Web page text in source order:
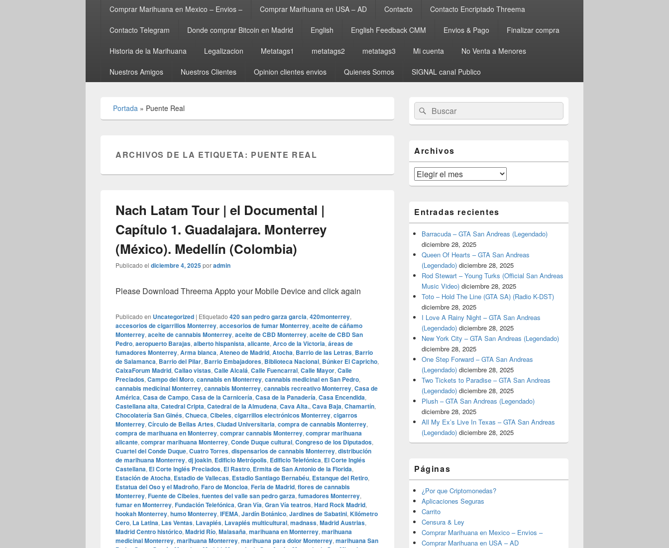
Comprar Marihuana en Mexico – Envios – Comprar Marihuana en USA – AD Contacto Contacto Encriptado Threema
Contacto Telegram Donde comprar Bitcoin en Madrid English English Feedback CMM Envios & Pago Finalizar compra
Historia de la Marihuana Legalizacion Metatags1 metatags2 metatags3 Mi cuenta No Venta a Menores
Nuestros Amigos Nuestros Clientes Opinion clientes envios Quienes Somos SIGNAL canal Publico
Portada » Puente Real
ARCHIVOS DE LA ETIQUETA: PUENTE REAL
Nach Latam Tour | el Documental |
Capítulo 1. Guadalajara. Monterrey
(México). Medellín (Colombia)
Publicado el diciembre 4, 2025poradmin
Please Download Threema Appto your Mobile Device and click again
Publicado en Uncategorized | Etiquetado 420 san pedro garza garcia, 420monterrey,
accesorios de cigarrillos Monterrey, accesorios de fumar Monterrey, aceite de cáñamo
Monterrey, aceite de cannabis Monterrey, aceite de CBD Monterrey, aceite de CBD San
Pedro, aeropuerto Barajas, alberto hispanista, alicante, Arco de la Victoria, áreas de
fumadores Monterrey, Arma blanca, Ateneo de Madrid, Atocha, Barrio de las Letras, Barrio
de Salamanca, Barrio del Pilar, Barrio Embajadores, Biblioteca Nacional, Búnker El Capricho,
CaixaForum Madrid, Callao vistas, Calle Alcalá, Calle Fuencarral, Calle Mayor, Calle
Preciados, Campo del Moro, cannabis en Monterrey, cannabis medicinal en San Pedro,
cannabis medicinal Monterrey, cannabis Monterrey, cannabis recreativo Monterrey, Casa de
América, Casa de Campo, Casa de la Carnicería, Casa de la Panadería, Casa Encendida,
Castellana alta, Catedral Cripta, Catedral de la Almudena, Cava Alta., Cava Baja, Chamartín,
Chocolatería San Ginés, Chueca, Cibeles, cigarrillos electrónicos Monterrey, cigarros
Monterrey, Círculo de Bellas Artes, Ciudad Universitaria, compra de cannabis Monterrey,
compra de marihuana en Monterrey, comprar cannabis Monterrey, comprar marihuana
alicante, comprar marihuana Monterrey, Conde Duque cultural, Congreso de los Diputados,
Cuartel del Conde Duque, Cuatro Torres, dispensarios de cannabis Monterrey, distribución
de marihuana Monterrey, dj joakin, Edificio Metrópolis, Edificio Telefónica, El Corte Inglés
Castellana, El Corte Inglés Preciados, El Rastro, Ermita de San Antonio de la Florida,
Estación de Atocha, Estadio de Vallecas, Estadio Santiago Bernabéu, Estanque del Retiro,
Estatua del Oso y el Madroño, Faro de Moncloa, Feria de Madrid, flores de cannabis
Monterrey, Fuente de Cibeles, fuentes del valle san pedro garza, fumadores Monterrey,
fumar en Monterrey, Fundación Telefónica, Gran Vía, Gran Vía teatros, Hard Rock Madrid,
hookah Monterrey, humo Monterrey, IFEMA, Jardín Botánico, Jardines de Sabatini, Kilómetro
Cero, La Latina, Las Ventas, Lavapiés, Lavapiés multicultural, madnass, Madrid Austrias,
Madrid Centro histórico, Madrid Río, Malasaña, marihuana en Monterrey, marihuana
medicinal Monterrey, marihuana Monterrey, marihuana para dolor Monterrey, marihuana San
área
de
widget
lateral
primaria
Buscar
por:
Buscar
Archivos
Archivos
Entradas recientes
Barracuda – GTA San Andreas (Legendado)
diciembre 28, 2025
Queen Of Hearts – GTA San Andreas
(Legendado) diciembre 28, 2025
Rod Stewart – Young Turks (Official San Andreas
Music Video) diciembre 28, 2025
Toto – Hold The Line (GTA SA) (Radio K-DST)
diciembre 28, 2025
I Love A Rainy Night – GTA San Andreas
(Legendado) diciembre 28, 2025
New York City – GTA San Andreas (Legendado)
diciembre 28, 2025
One Step Forward – GTA San Andreas
(Legendado) diciembre 28, 2025
Two Tickets to Paradise – GTA San Andreas
(Legendado) diciembre 28, 2025
Plush – GTA San Andreas (Legendado)
diciembre 28, 2025
All My Ex’s Live In Texas – GTA San Andreas
(Legendado) diciembre 28, 2025
Páginas
¿Por que Criptomonedas?
Aplicaciones Seguras
Carrito
Censura & Ley
Comprar Marihuana en Mexico – Envios –
Comprar Marihuana en USA – AD